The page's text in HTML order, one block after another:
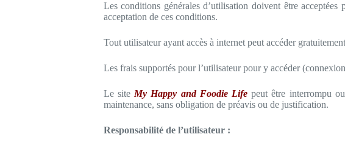
Les conditions générales d’utilisation doivent être acceptées
acceptation de ces conditions.
Tout utilisateur ayant accès à internet peut accéder
Les frais supportés pour l’utilisateur pour y accéder
Le site My Happy and Foodie Life peut être interrompu
maintenance, sans obligation de préavis ou de justification.
Responsabilité de l’utilisateur :